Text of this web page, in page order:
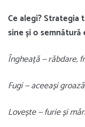
Ce alegi?
sine și o
Îngheață — răbdare,
Fugi — aceeași
Lovește — furie și